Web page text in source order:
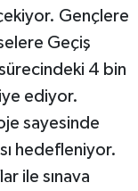
Gençlere
Geçiş
sürecindeki 4 bin
ediyor.
sayesinde
hedefleniyor.
ile sınava